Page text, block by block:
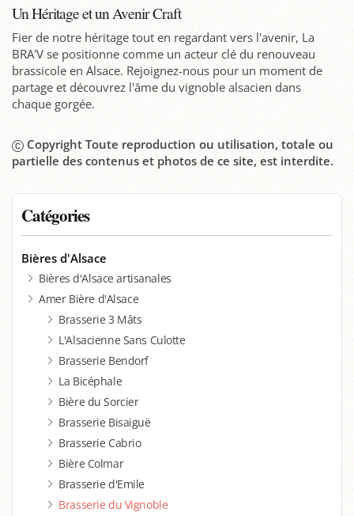
Catégories
Bières d'Alsace
Bières d'Alsace artisanales
Amer Bière d'Alsace
Brasserie 3 Mâts
L'Alsacienne Sans Culotte
Brasserie Bendorf
La Bicéphale
Bière du Sorcier
Brasserie Bisaiguë
Brasserie Cabrio
Bière Colmar
Brasserie d'Emile
Brasserie du Vignoble
Un Héritage et un Avenir Craft
Fier de notre héritage tout en regardant vers l'avenir, La
BRA'V se positionne comme un acteur clé du renouveau
brassicole en Alsace. Rejoignez-nous pour un moment de
partage et découvrez l'âme du vignoble alsacien dans
chaque gorgée.
Copyright Toute reproduction ou utilisation, totale ou
partielle des contenus et photos de ce site, est interdite.